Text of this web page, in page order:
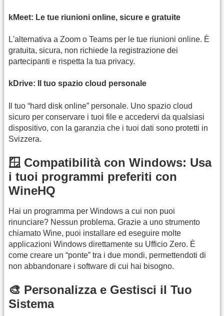
kMeet: Le tue riunioni online, sicure e gratuite
L'alternativa a Zoom o Teams per le tue riunioni online. È
gratuita, sicura, non richiede la registrazione dei
partecipanti e rispetta la tua privacy.
kDrive: Il tuo spazio cloud personale
Il tuo “hard disk online” personale. Uno spazio cloud
sicuro per conservare i tuoi file e accedervi da qualsiasi
dispositivo, con la garanzia che i tuoi dati sono protetti in
Svizzera.
🪟 Compatibilità con Windows: Usa
i tuoi programmi preferiti con
WineHQ
Hai un programma per Windows a cui non puoi
rinunciare? Nessun problema. Grazie a uno strumento
chiamato Wine, puoi installare ed eseguire molte
applicazioni Windows direttamente su Ufficio Zero. È
come creare un “ponte” tra i due mondi, permettendoti di
non abbandonare i software di cui hai bisogno.
🎨 Personalizza e Gestisci il Tuo
Sistema